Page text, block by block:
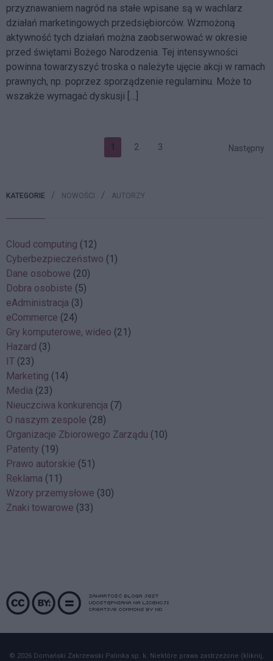
przyznawaniem nagród na stałe wpisane są w wachlarz
działań marketingowych przedsiębiorców. Wzmożoną
aktywność tych działań można zaobserwować w okresie
przed świętami Bożego Narodzenia. Tej intensywności
powinna towarzyszyć troska o należyte ujęcie akcji w ramach
prawnych, np. poprzez sporządzenie regulaminu. Może to
wszakże wymagać dyskusji […]
1 2 3 Następny
KATEGORIE NOWOŚCI AUTORZY
Cloud computing (12)
Cyberbezpieczeństwo (1)
Dane osobowe (20)
Dobra osobiste (5)
eAdministracja (3)
eCommerce (24)
Gry komputerowe, wideo (21)
Hazard (3)
IT (23)
Marketing (14)
Media (23)
Nieuczciwa konkurencja (7)
O naszym zespole (28)
Organizacje Zbiorowego Zarządu (10)
Patenty (19)
Prawo autorskie (51)
Reklama (11)
Wzory przemysłowe (30)
Znaki towarowe (33)
© 2026 Domański Zakrzewski Palinka sp. k. Niektóre prawa zastrzeżone (kliknij,